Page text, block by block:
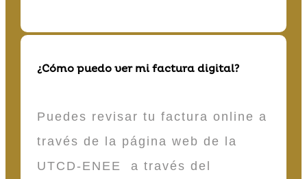
¿Cómo puedo ver mi factura digital?
Puedes revisar tu factura online a
través de la página web de la
UTCD-ENEE a través del